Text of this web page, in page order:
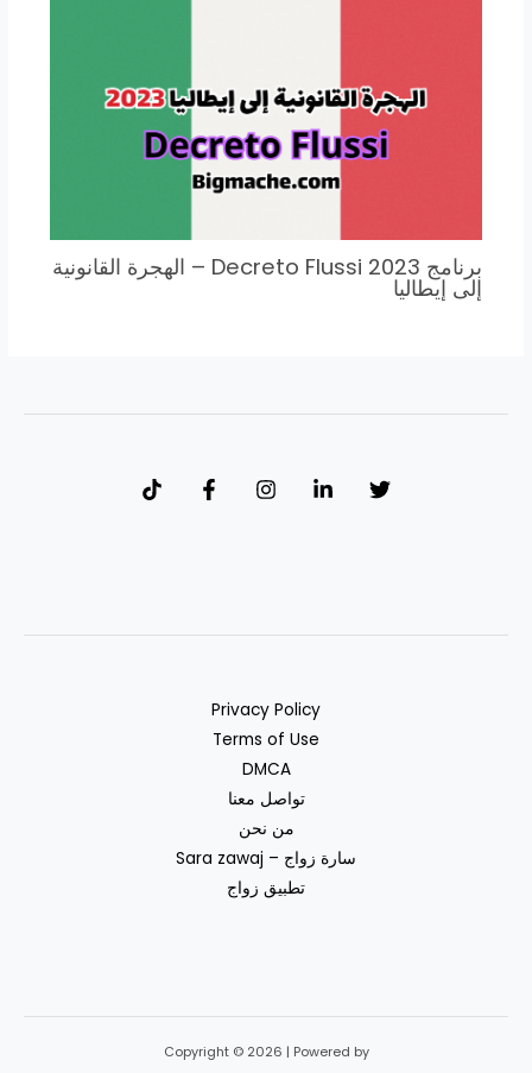
برنامج Decreto Flussi 2023 – الهجرة القانونية
إلى إيطاليا
Privacy Policy
Terms of Use
DMCA
تواصل معنا
من نحن
سارة زواج – Sara zawaj
تطبيق زواج
Copyright © 2026 | Powered by